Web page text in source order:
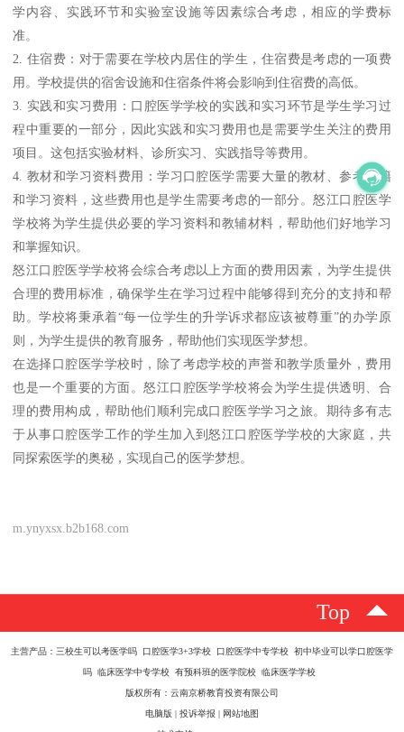
学内容、实践环节和实验室设施等因素综合考虑，相应的学费标
准。
2. 住宿费：对于需要在学校内居住的学生，住宿费是考虑的一项费
用。学校提供的宿舍设施和住宿条件将会影响到住宿费的高低。
3. 实践和实习费用：口腔医学学校的实践和实习环节是学生学习过
程中重要的一部分，因此实践和实习费用也是需要学生关注的费用
项目。这包括实验材料、诊所实习、实践指导等费用。
4. 教材和学习资料费用：学习口腔医学需要大量的教材、参考书籍
和学习资料，这些费用也是学生需要考虑的一部分。怒江口腔医学
学校将为学生提供必要的学习资料和教辅材料，帮助他们好地学习
和掌握知识。
怒江口腔医学学校将会综合考虑以上方面的费用因素，为学生提供
合理的费用标准，确保学生在学习过程中能够得到充分的支持和帮
助。学校将秉承着“每一位学生的升学诉求都应该被尊重”的办学原
则，为学生提供的教育服务，帮助他们实现医学梦想。
在选择口腔医学学校时，除了考虑学校的声誉和教学质量外，费用
也是一个重要的方面。怒江口腔医学学校将会为学生提供透明、合
理的费用构成，帮助他们顺利完成口腔医学学习之旅。期待多有志
于从事口腔医学工作的学生加入到怒江口腔医学学校的大家庭，共
同探索医学的奥秘，实现自己的医学梦想。
m.ynyxsx.b2b168.com
Top
主营产品：三校生可以考医学吗 口腔医学3+3学校 口腔医学中专学校 初中毕业可以学口腔医学
吗 临床医学中专学校 有预科班的医学院校 临床医学学校
版权所有：云南京桥教育投资有限公司
电脑版 | 投诉举报 | 网站地图